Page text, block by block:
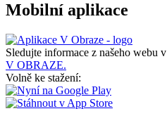
Mobilní aplikace
Sledujte informace z našeho webu v
V OBRAZE.
Volně ke stažení: